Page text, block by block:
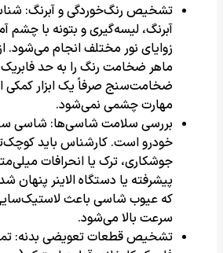
تشخیص رنگ‌خوردگی و آبرنگ:
آبرنگ، لیسه‌گیری و بتونه با چشم
زوایای نور مختلف انجام می‌شود.
ماهر ضخامت رنگ را به حد
ضخامت‌سنج صرفاً یک ابزار کمکی
مهارت چشمی نمی‌شود.
بررسی سلامت شاسی‌ها: شاسی
خودرو است. کارشناس باید
جوشکاری، ترک یا انحرافات
پیشرفته یا دستگاه الاینر پنهان
که عیوب شاسی باعث
سرعت بالا می‌شود.
تشخیص قطعات تعویضی بدنه: